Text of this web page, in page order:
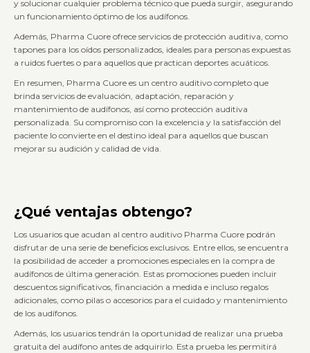
y solucionar cualquier problema técnico que pueda surgir, asegurando
un funcionamiento óptimo de los audífonos.
Además, Pharma Cuore ofrece servicios de protección auditiva, como
tapones para los oídos personalizados, ideales para personas expuestas
a ruidos fuertes o para aquellos que practican deportes acuáticos.
En resumen, Pharma Cuore es un centro auditivo completo que
brinda servicios de evaluación, adaptación, reparación y
mantenimiento de audífonos, así como protección auditiva
personalizada. Su compromiso con la excelencia y la satisfacción del
paciente lo convierte en el destino ideal para aquellos que buscan
mejorar su audición y calidad de vida.
¿Qué ventajas obtengo?
Los usuarios que acudan al centro auditivo Pharma Cuore podrán
disfrutar de una serie de beneficios exclusivos. Entre ellos, se encuentra
la posibilidad de acceder a promociones especiales en la compra de
audífonos de última generación. Estas promociones pueden incluir
descuentos significativos, financiación a medida e incluso regalos
adicionales, como pilas o accesorios para el cuidado y mantenimiento
de los audífonos.
Además, los usuarios tendrán la oportunidad de realizar una prueba
gratuita del audífono antes de adquirirlo. Esta prueba les permitirá